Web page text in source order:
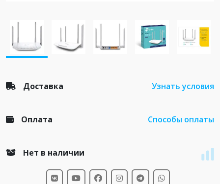
Доставка Узнать условия
Оплата Способы оплаты
Нет в наличии